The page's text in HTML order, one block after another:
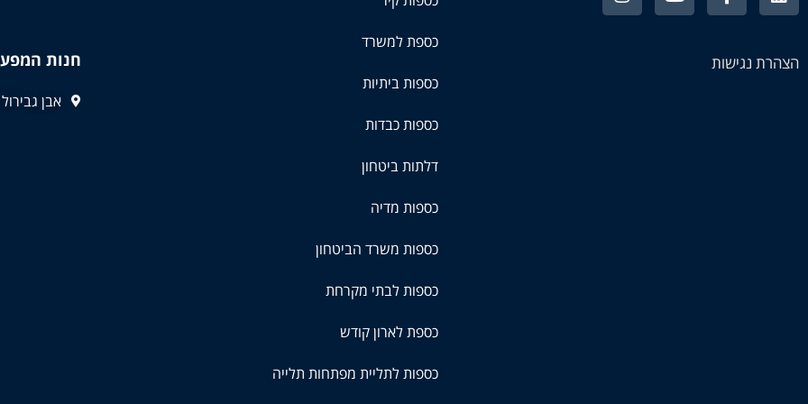
הצהרת נגישות
כספת למשרד
כספות ביתיות
כספות כבדות
דלתות ביטחון
כספות מדיה
כספות משרד הביטחון
כספות לבתי מקרחת
כספת לארון קודש
כספות לתליית מפתחות תלייה
חנות
אבן גבירול 83 ,תל